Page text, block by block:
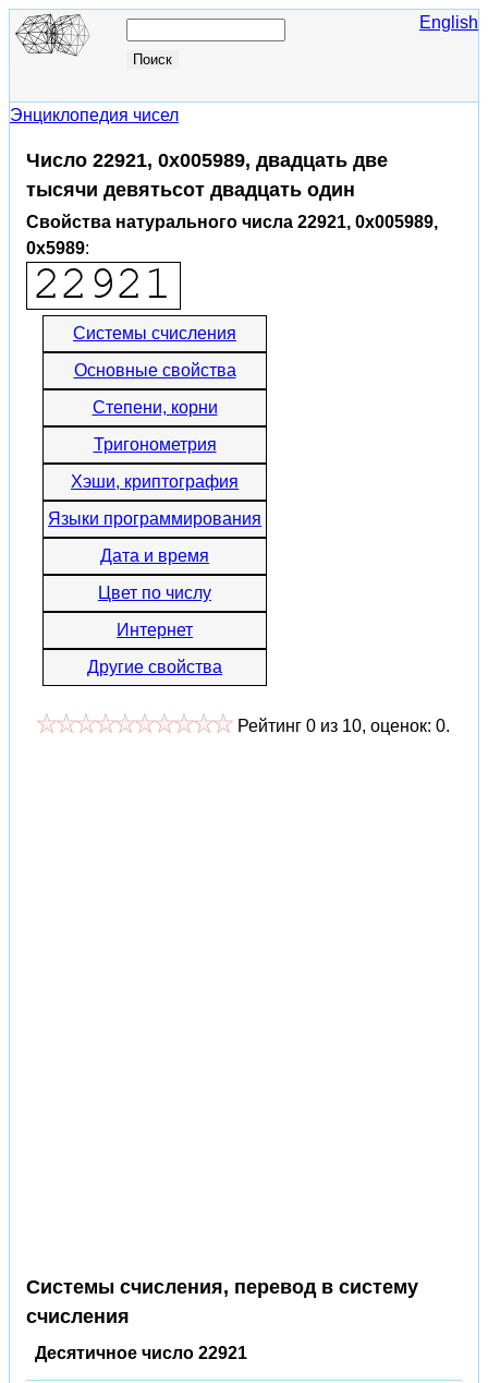
English
Энциклопедия чисел
Число 22921, 0x005989, двадцать две
тысячи девятьсот двадцать один
Свойства натурального числа 22921, 0x005989,
0x5989:
Системы счисления
Основные свойства
Степени, корни
Тригонометрия
Хэши, криптография
Языки программирования
Дата и время
Цвет по числу
Интернет
Другие свойства
Рейтинг 0 из 10, оценок: 0.
Системы счисления, перевод в систему
счисления
Десятичное число 22921